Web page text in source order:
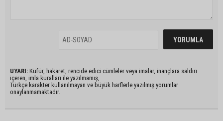
UYARI: Küfür, hakaret, rencide edici cümleler veya imalar, inançlara saldırı
içeren, imla kuralları ile yazılmamış,
Türkçe karakter kullanılmayan ve büyük harflerle yazılmış yorumlar
onaylanmamaktadır.